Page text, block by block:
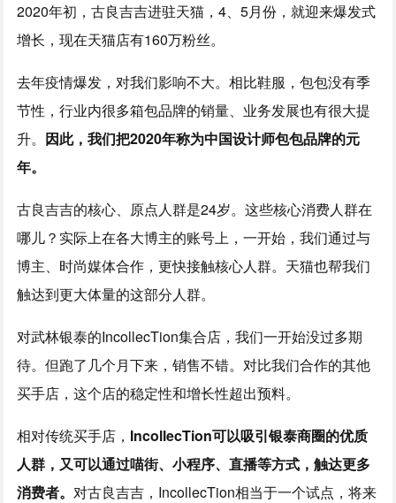
2020年初，古良吉吉进驻天猫，4、5月份，就迎来爆发式
增长，现在天猫店有160万粉丝。
去年疫情爆发，对我们影响不大。相比鞋服，包包没有季
节性，行业内很多箱包品牌的销量、业务发展也有很大提
升。 因此，我们把2020年称为中国设计师包包品牌的元
年。
古良吉吉的核心、原点人群是24岁。这些核心消费人群在
哪儿？实际上在各大博主的账号上，一开始，我们通过与
博主、时尚媒体合作，更快接触核心人群。天猫也帮我们
触达到更大体量的这部分人群。
对武林银泰的IncollecTion集合店，我们一开始没过多期
待。但跑了几个月下来，销售不错。对比我们合作的其他
买手店，这个店的稳定性和增长性超出预料。
相对传统买手店， IncollecTion可以吸引银泰商圈的优质
人群，又可以通过喵街、小程序、直播等方式，触达更多
消费者。对古良吉吉，IncollecTion相当于一个试点，将来